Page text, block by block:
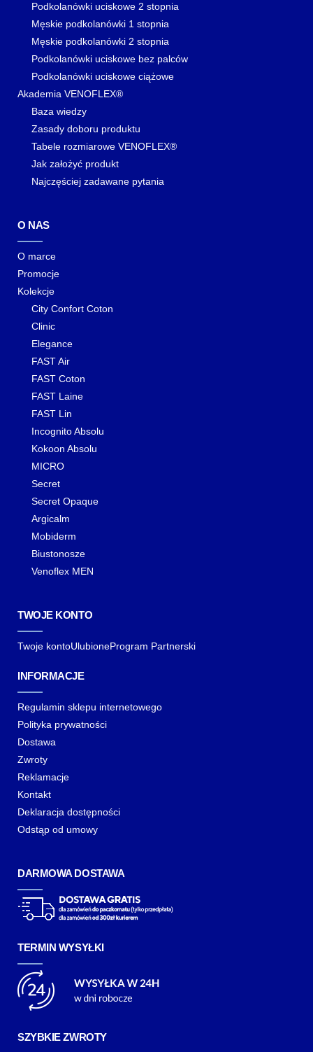
Podkolanówki uciskowe 2 stopnia
Męskie podkolanówki 1 stopnia
Męskie podkolanówki 2 stopnia
Podkolanówki uciskowe bez palców
Podkolanówki uciskowe ciążowe
Akademia VENOFLEX®
Baza wiedzy
Zasady doboru produktu
Tabele rozmiarowe VENOFLEX®
Jak założyć produkt
Najczęściej zadawane pytania
O NAS
O marce
Promocje
Kolekcje
City Confort Coton
Clinic
Elegance
FAST Air
FAST Coton
FAST Laine
FAST Lin
Incognito Absolu
Kokoon Absolu
MICRO
Secret
Secret Opaque
Argicalm
Mobiderm
Biustonosze
Venoflex MEN
TWOJE KONTO
Twoje kontoUlubioneProgram Partnerski
INFORMACJE
Regulamin sklepu internetowego
Polityka prywatności
Dostawa
Zwroty
Reklamacje
Kontakt
Deklaracja dostępności
Odstąp od umowy
DARMOWA DOSTAWA
TERMIN WYSYŁKI
SZYBKIE ZWROTY